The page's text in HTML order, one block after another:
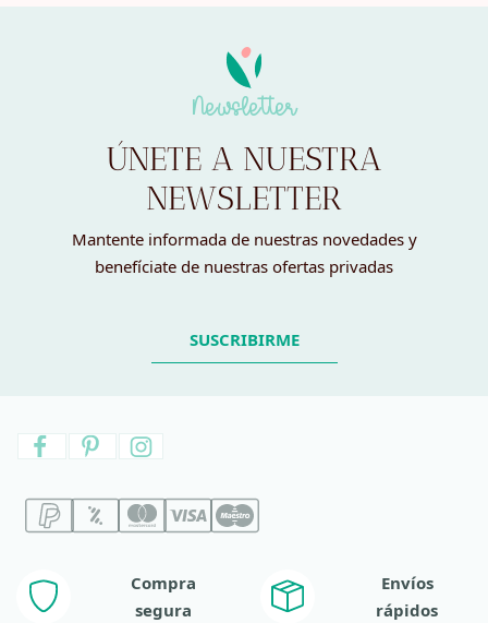
Newsletter
ÚNETE A NUESTRA
NEWSLETTER
Mantente informada de nuestras novedades y
benefíciate de nuestras ofertas privadas
SUSCRIBIRME
Compra
segura
Envíos
rápidos